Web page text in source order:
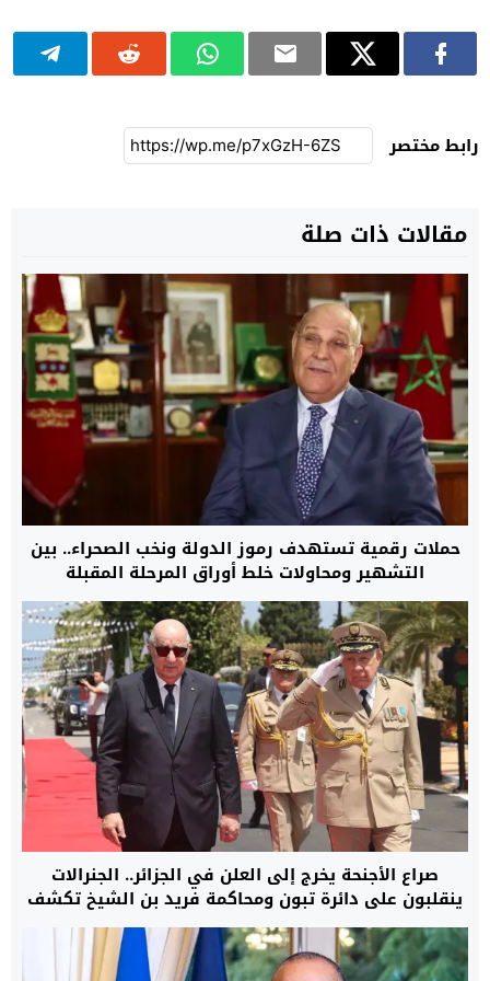
رابط مختصر
مقالات ذات صلة
حملات رقمية تستهدف رموز الدولة ونخب الصحراء.. بين
التشهير ومحاولات خلط أوراق المرحلة المقبلة
صراع الأجنحة يخرج إلى العلن في الجزائر.. الجنرالات
ينقلبون على دائرة تبون ومحاكمة فريد بن الشيخ تكشف
أكبر معركة تصفية نفوذ بين الرئاسة والمؤسسة
العسكرية